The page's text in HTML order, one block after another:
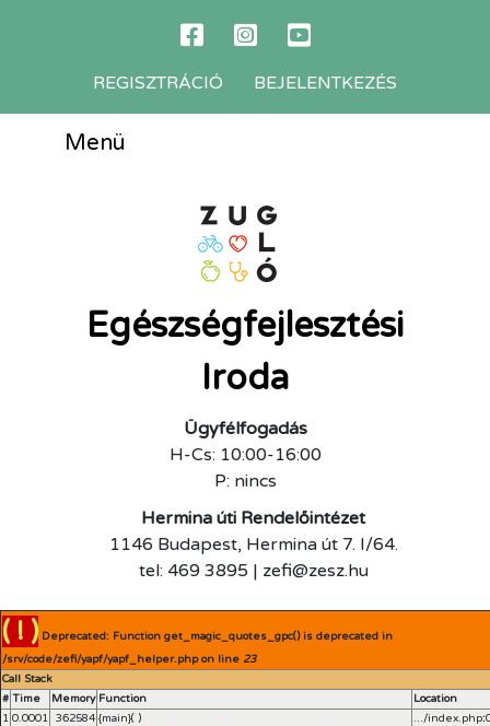
REGISZTRÁCIÓ BEJELENTKEZÉS
Menü
Egészségfejlesztési
Iroda
Ügyfélfogadás
H-Cs: 10:00-16:00
P: nincs
Hermina úti Rendelőintézet
1146 Budapest, Hermina út 7. I/64.
tel: 469 3895 | zefi@zesz.hu
( ! ) Deprecated: Function get_magic_quotes_gpc() is deprecated in
/srv/code/zefi/yapf/yapf_helper.php on line 23
Call Stack
# Time Memory Function
Location
1 0.0001 362584 {main}( ) .../index.php: